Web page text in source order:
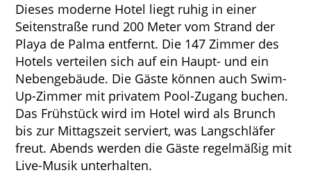
Dieses moderne Hotel liegt ruhig in einer
Seitenstraße rund 200 Meter vom Strand der
Playa de Palma entfernt. Die 147 Zimmer des
Hotels verteilen sich auf ein Haupt- und ein
Nebengebäude. Die Gäste können auch Swim-
Up-Zimmer mit privatem Pool-Zugang buchen.
Das Frühstück wird im Hotel wird als Brunch
bis zur Mittagszeit serviert, was Langschläfer
freut. Abends werden die Gäste regelmäßig mit
Live-Musik unterhalten.